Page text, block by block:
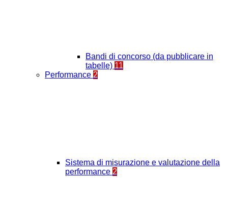
Bandi di concorso (da pubblicare in
tabelle) 11
Performance 2
Sistema di misurazione e valutazione della
performance 2